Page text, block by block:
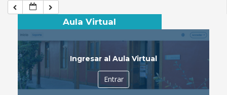
Aula Virtual
Ingresar al Aula Virtual
Entrar